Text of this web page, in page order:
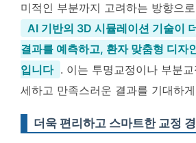
미적인 부분까지 고려하는 방향으
AI 기반의 3D 시뮬레이션 기술이
결과를 예측하고, 환자 맞춤형 디자
입니다 . 이는 투명교정이나 부분
세하고 만족스러운 결과를 기대하
더욱 편리하고 스마트한 교정